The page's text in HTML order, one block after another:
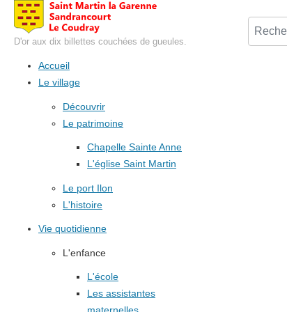
D'or aux dix billettes couchées de gueules.
Accueil
Le village
Découvrir
Le patrimoine
Chapelle Sainte Anne
L'église Saint Martin
Le port Ilon
L'histoire
Vie quotidienne
L'enfance
L'école
Les assistantes